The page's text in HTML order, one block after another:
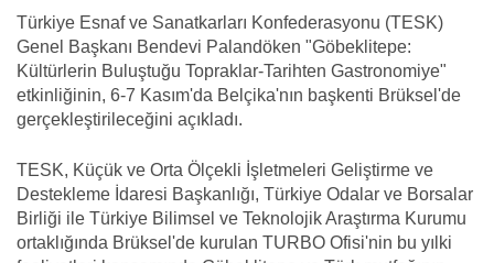
Türkiye Esnaf ve Sanatkarları Konfederasyonu (TESK)
Genel Başkanı Bendevi Palandöken "Göbeklitepe:
Kültürlerin Buluştuğu Topraklar-Tarihten Gastronomiye"
etkinliğinin, 6-7 Kasım'da Belçika'nın başkenti Brüksel'de
gerçekleştirileceğini açıkladı.
TESK, Küçük ve Orta Ölçekli İşletmeleri Geliştirme ve
Destekleme İdaresi Başkanlığı, Türkiye Odalar ve Borsalar
Birliği ile Türkiye Bilimsel ve Teknolojik Araştırma Kurumu
ortaklığında Brüksel'de kurulan TURBO Ofisi'nin bu yılki